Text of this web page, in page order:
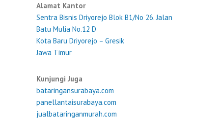
Alamat Kantor
Sentra Bisnis Driyorejo Blok B1/No 26. Jalan
Batu Mulia No.12 D
Kota Baru Driyorejo – Gresik
Jawa Timur
Kunjungi Juga
bataringansurabaya.com
panellantaisurabaya.com
jualbataringanmurah.com